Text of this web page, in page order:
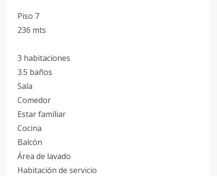
Piso 7
236 mts
3 habitaciones
3.5 baños
Sala
Comedor
Estar familiar
Cocina
Balcón
Área de lavado
Habitación de servicio